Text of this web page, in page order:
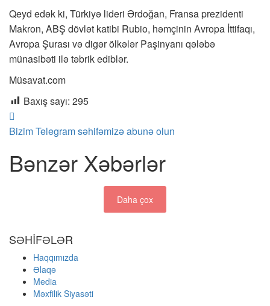
Qeyd edək ki, Türkiyə lideri Ərdoğan, Fransa prezidenti
Makron, ABŞ dövlət katibi Rubio, həmçinin Avropa İttifaqı,
Avropa Şurası və digər ölkələr Paşinyanı qələbə
münasibəti ilə təbrik ediblər.
Müsavat.com
Baxış sayı: 295
Bizim Telegram səhifəmizə abunə olun
Bənzər Xəbərlər
Daha çox
SƏHİFƏLƏR
Haqqımızda
Əlaqə
Media
Məxfilik Siyasəti